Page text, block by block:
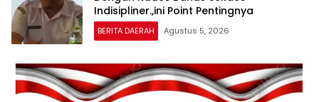
Indisipliner.,ini Point Pentingnya
BERITA DAERAH Agustus 5, 2026